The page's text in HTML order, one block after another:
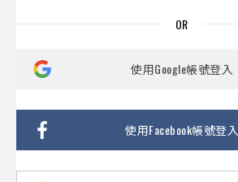
使用Google帳號登入
使用Facebook帳號登入